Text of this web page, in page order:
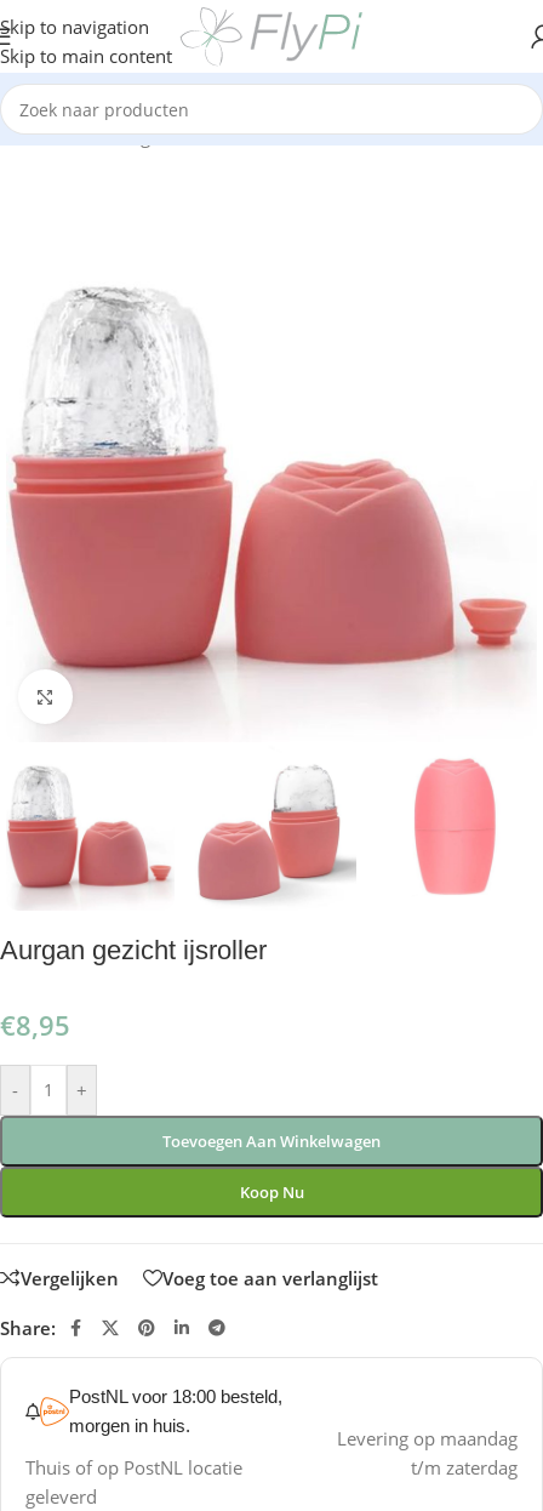
Skip to navigation
Skip to main content
Home/Geen categorie
Klik om te vergroten
Aurgan gezicht ijsroller
€8,95
- +
Toevoegen Aan Winkelwagen
Koop Nu
Vergelijken Voeg toe aan verlanglijst
Share:
PostNL voor 18:00 besteld,
morgen in huis.
Thuis of op PostNL locatie
geleverd
Levering op maandag
t/m zaterdag